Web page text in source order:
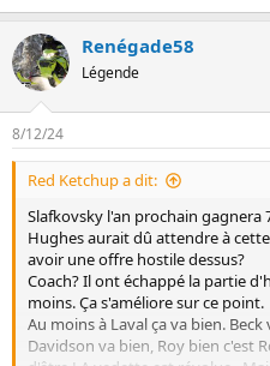
Renégade58
Légende
8/12/24
Red Ketchup a dit:
Slafkovsky l'an prochain gagnera
Hughes aurait dû attendre à
avoir une offre hostile dessus?
Coach? Il ont échappé la partie
moins. Ça s'améliore sur ce point.
Au moins à Laval ça va bien.
Davidson va bien, Roy bien c'est